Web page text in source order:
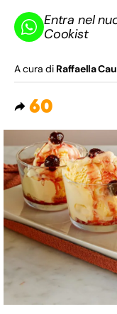
Entra nel
Cookist
A cura di Raffaella
60